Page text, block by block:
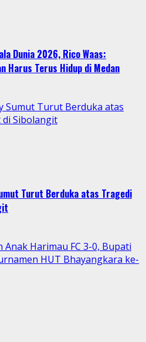
Dunia 2026, Rico Waas:
Harus Terus Hidup di Medan
Sumut Turut Berduka atas
di Sibolangit
Turut Berduka atas Tragedi
Harimau FC 3-0, Bupati
HUT Bhayangkara ke-